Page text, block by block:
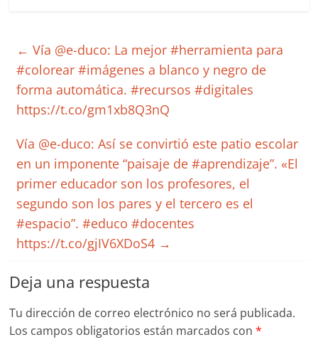
← Vía @e-duco: La mejor #herramienta para
#colorear #imágenes a blanco y negro de
forma automática. #recursos #digitales
https://t.co/gm1xb8Q3nQ
Vía @e-duco: Así se convirtió este patio escolar
en un imponente “paisaje de #aprendizaje”. «El
primer educador son los profesores, el
segundo son los pares y el tercero es el
#espacio”. #educo #docentes
https://t.co/gjIV6XDoS4 →
Deja una respuesta
Tu dirección de correo electrónico no será publicada.
Los campos obligatorios están marcados con*